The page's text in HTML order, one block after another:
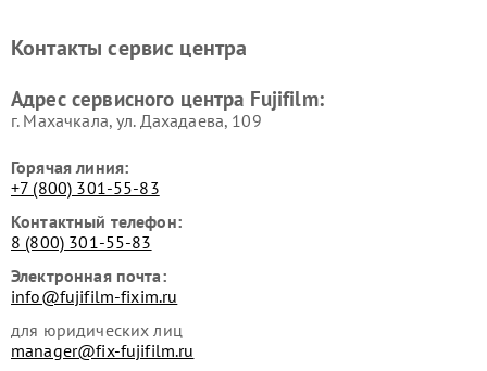
Контакты сервис центра
Адрес сервисного центра Fujifilm:
г. Махачкала, ул. Дахадаева, 109
Горячая линия:
+7 (800) 301-55-83
Контактный телефон:
8 (800) 301-55-83
Электронная почта:
info@fujifilm-fixim.ru
для юридических лиц
manager@fix-fujifilm.ru